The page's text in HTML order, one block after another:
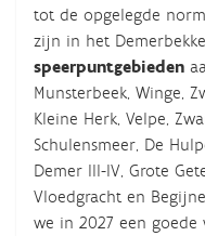
tot de opgelegde
zijn in het
speerpuntgebieden
Munsterbeek, Winge,
Kleine Herk, Velpe,
Schulensmeer, De
Demer III-IV, Grote
Vloedgracht en
we in 2027 een goede